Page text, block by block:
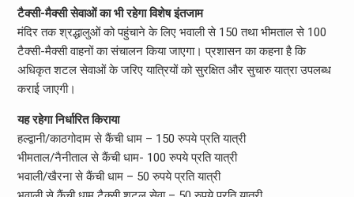
टैक्सी-मैक्सी सेवाओं का भी रहेगा विशेष इंतजाम
मंदिर तक श्रद्धालुओं को पहुंचाने के लिए भवाली से 150 तथा भीमताल से 100
टैक्सी-मैक्सी वाहनों का संचालन किया जाएगा। प्रशासन का कहना है कि
अधिकृत शटल सेवाओं के जरिए यात्रियों को सुरक्षित और सुचारु यात्रा उपलब्ध
कराई जाएगी।
यह रहेगा निर्धारित किराया
हल्द्वानी/काठगोदाम से कैंची धाम – 150 रुपये प्रति यात्री
भीमताल/नैनीताल से कैंची धाम- 100 रुपये प्रति यात्री
भवाली/खैरना से कैंची धाम – 50 रुपये प्रति यात्री